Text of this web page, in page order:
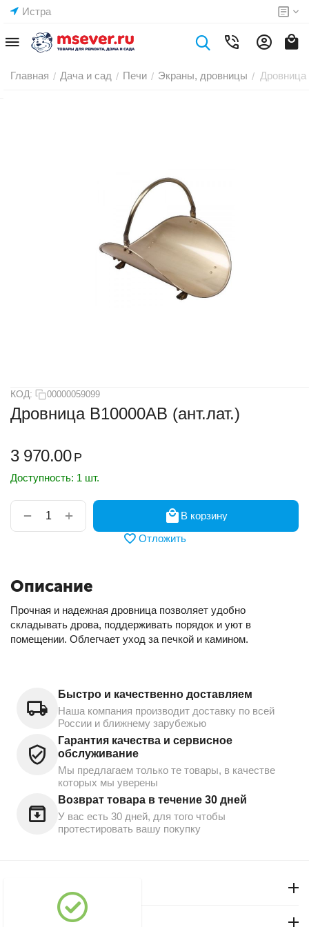
Истра
Главная / Дача и сад / Печи / Экраны, дровницы / Дровница
КОД: 00000059099
Дровница B10000АВ (ант.лат.)
3 970.00 Р
Доступность: 1 шт.
+
−
В корзину
Отложить
Описание
Прочная и надежная дровница позволяет удобно
складывать дрова, поддерживать порядок и уют в
помещении. Облегчает уход за печкой и камином.
Быстро и качественно доставляем
Наша компания производит доставку по всей
России и ближнему зарубежью
Гарантия качества и сервисное
обслуживание
Мы предлагаем только те товары, в качестве
которых мы уверены
Возврат товара в течение 30 дней
У вас есть 30 дней, для того чтобы
протестировать вашу покупку
Магазин "Северный"